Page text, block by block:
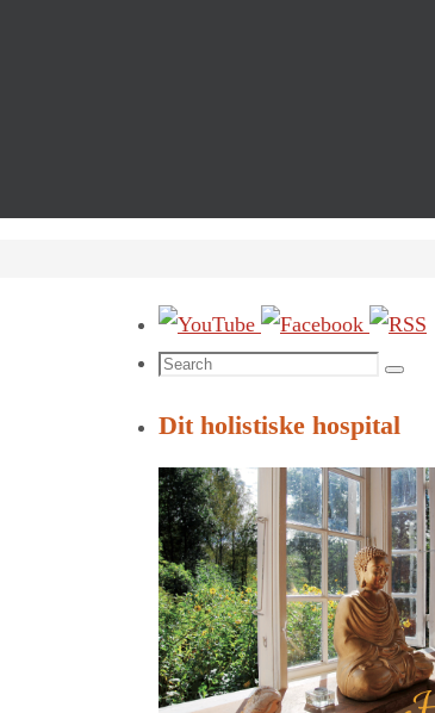
Search
Search
Dit holistiske hospital